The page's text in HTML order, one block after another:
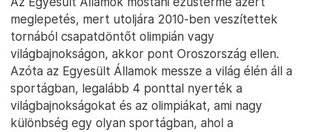
meglepetés, mert utoljára 2010-ben veszítettek
tornából csapatdöntőt olimpián vagy
világbajnokságon, akkor pont Oroszország ellen.
Azóta az Egyesült Államok messze a világ élén áll a
sportágban, legalább 4 ponttal nyerték a
világbajnokságokat és az olimpiákat, ami nagy
különbség egy olyan sportágban, ahol a